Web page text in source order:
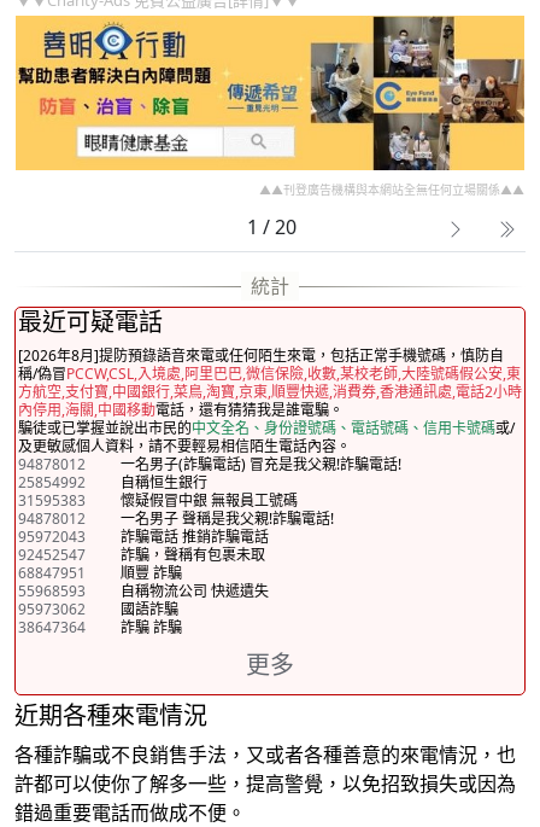
▲▲刊登廣告機構與本網站全無任何立場關係▲▲
1 / 20
最近可疑電話
[2026年8月]提防預錄語音來電或任何陌生來電，包括正常手機號碼，慎防自
稱/偽冒PCCW,CSL,入境處,阿里巴巴,微信保險,收數,某校老師,大陸號碼假公安,東
方航空,支付寶,中國銀行,菜鳥,淘寶,京東,順豐快遞,消費券,香港通訊處,電話2小時
內停用,海關,中國移動電話，還有猜猜我是誰電騙。
騙徒或已掌握並說出市民的中文全名、身份證號碼、電話號碼、信用卡號碼或/
及更敏感個人資料，請不要輕易相信陌生電話內容。
94878012
一名男子(詐騙電話) 冒充是我父親!詐騙電話!
25854992
自稱恒生銀行
31595383
懷疑假冒中銀 無報員工號碼
94878012
一名男子 聲稱是我父親!詐騙電話!
95972043
詐騙電話 推銷詐騙電話
92452547
詐騙，聲稱有包裹未取
68847951
順豐 詐騙
55968593
自稱物流公司 快遞遺失
95973062
國語詐騙
38647364
詐騙 詐騙
更多
近期各種來電情況
各種詐騙或不良銷售手法，又或者各種善意的來電情況，也
許都可以使你了解多一些，提高警覺，以免招致損失或因為
錯過重要電話而做成不便。